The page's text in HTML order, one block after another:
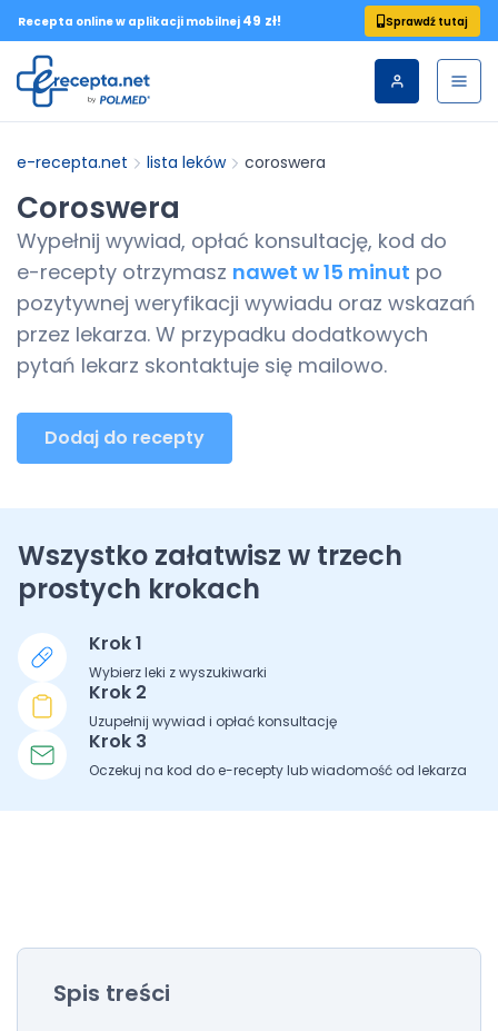
Recepta online w aplikacji mobilnej 49 zł! Sprawdź tutaj
e-recepta.net lista leków coroswera
Coroswera
Wypełnij wywiad, opłać konsultację, kod do
e-recepty otrzymasz nawet w 15 minut po
pozytywnej weryfikacji wywiadu oraz wskazań
przez lekarza. W przypadku dodatkowych
pytań lekarz skontaktuje się mailowo.
Dodaj do recepty
Wszystko załatwisz w trzech
prostych krokach
Krok 1
Wybierz leki z wyszukiwarki
Krok 2
Uzupełnij wywiad i opłać konsultację
Krok 3
Oczekuj na kod do e-recepty lub wiadomość od lekarza
Spis treści